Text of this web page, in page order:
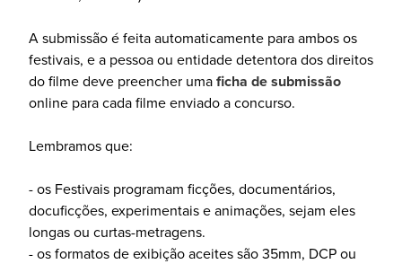
A submissão é feita automaticamente para ambos os
festivais, e a pessoa ou entidade detentora dos direitos
do filme deve preencher uma ficha de submissão
online para cada filme enviado a concurso.
Lembramos que:
- os Festivais programam ficções, documentários,
docuficções, experimentais e animações, sejam eles
longas ou curtas-metragens.
- os formatos de exibição aceites são 35mm, DCP ou